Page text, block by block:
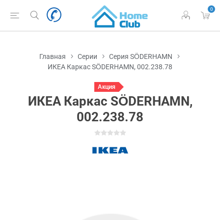
0
Главная Серии
Серия SÖDERHAMN
ИКЕА Каркас SÖDERHAMN, 002.238.78
Акция
ИКЕА Каркас SÖDERHAMN,
002.238.78